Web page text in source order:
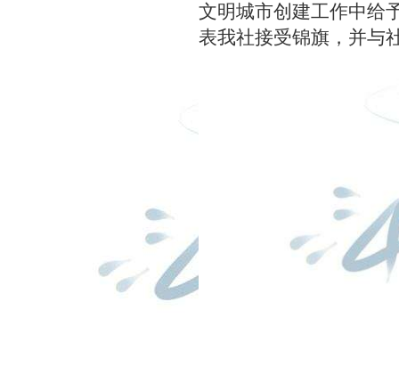
文明城市创建工作中给
表我社接受锦旗，并与